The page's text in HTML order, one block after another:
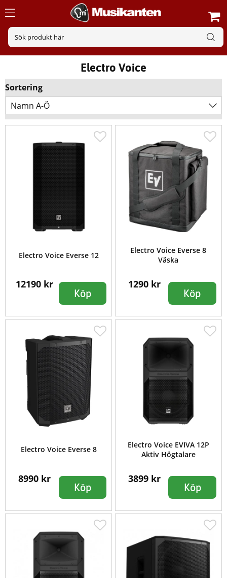
Electro Voice
Sortering
Namn A-Ö
Electro Voice Everse 12
12190 kr
Köp
Electro Voice Everse 8
Väska
1290 kr
Köp
Electro Voice Everse 8
8990 kr
Köp
Electro Voice EVIVA 12P
Aktiv Högtalare
3899 kr
Köp